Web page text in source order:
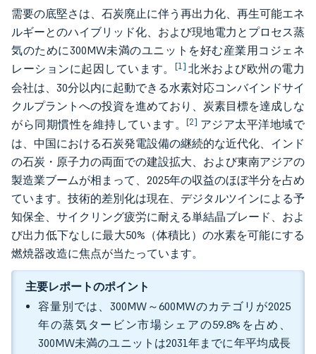
需要の底堅さは、石炭廃止に伴う再出力化、再生可能エネ
ルギーとのハイブリッド化、および現地電力とプロセス蒸
気のために300MW未満のユニットを好む産業用コジェネ
レーションに起因しています。 [1] 北米および欧州の電力
会社は、30分以内に起動できる水素対応コンバインドサイ
クルプラントへの投資を進めており、炭素目標を達成しな
がら同期慣性を維持しています。[2] アジア太平洋地域で
は、中国における石炭発電設備の継続的な近代化、インド
の石炭・原子力の両面での建設拡大、および東南アジアの
製造業ブームが相まって、2025年の収益のほぼ半分を占め
ています。技術的差別化は現在、デジタルツインによる予
知保全、サイクリング疲労に耐える単結晶ブレード、およ
び出力低下なしに最大50%（体積比）の水素を可能にする
燃焼器改造に焦点が当たっています。
主要レポートのポイント
容量別では、300MW～600MWのカテゴリが2025
年の蒸気タービン市場シェアの59.8%を占め、
300MW未満のユニットは2031年までに年平均成長